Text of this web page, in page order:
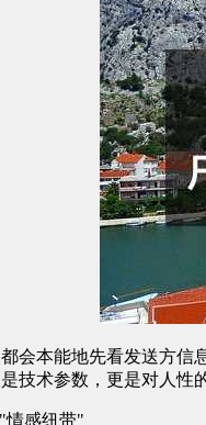
会本能地先看发送方
技术参数，更是对人性
情感纽带"